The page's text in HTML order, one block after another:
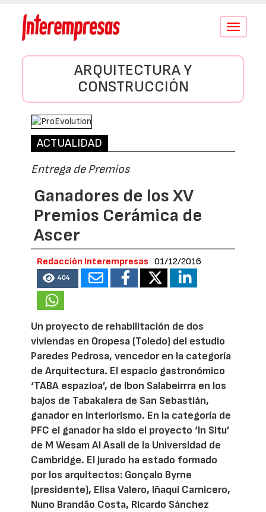
Conmutar
ARQUITECTURA Y
CONSTRUCCIÓN
ACTUALIDAD
Entrega de Premios
Ganadores de los XV
Premios Cerámica de
Ascer
Redacción Interempresas 01/12/2016
404
Un proyecto de rehabilitación de dos
viviendas en Oropesa (Toledo) del estudio
Paredes Pedrosa, vencedor en la categoría
de Arquitectura. El espacio gastronómico
‘TABA espazioa’, de Ibon Salabeirrra en los
bajos de Tabakalera de San Sebastián,
ganador en Interiorismo. En la categoría de
PFC el ganador ha sido el proyecto ‘In Situ’
de M Wesam Al Asali de la Universidad de
Cambridge. El jurado ha estado formado
por los arquitectos: Gonçalo Byrne
(presidente), Elisa Valero, Iñaqui Carnicero,
Nuno Brandão Costa, Ricardo Sánchez